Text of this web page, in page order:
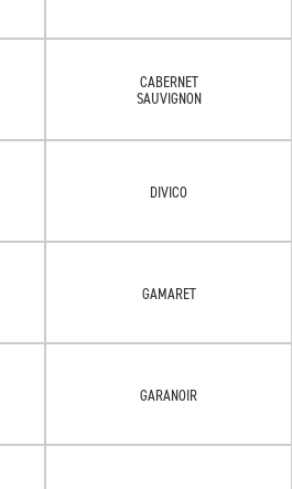
CABERNET
SAUVIGNON
DIVICO
GAMARET
GARANOIR